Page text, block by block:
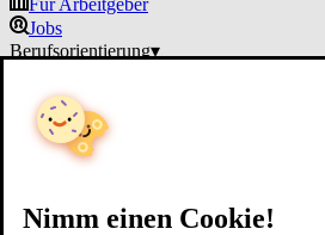
Nimm einen Cookie!
Für Arbeitgeber
Jobs
Berufsorientierung▾